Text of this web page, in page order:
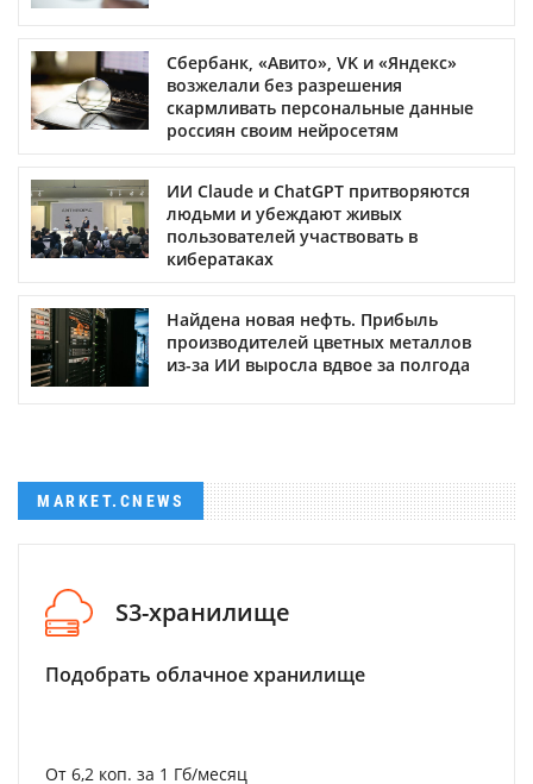
Сбербанк, «Авито», VK и «Яндекс»
возжелали без разрешения
скармливать персональные данные
россиян своим нейросетям
ИИ Claude и ChatGPT притворяются
людьми и убеждают живых
пользователей участвовать в
кибератаках
Найдена новая нефть. Прибыль
производителей цветных металлов
из-за ИИ выросла вдвое за полгода
MARKET.CNEWS
S3-хранилище
Подобрать облачное хранилище
От 6,2 коп. за 1 Гб/месяц